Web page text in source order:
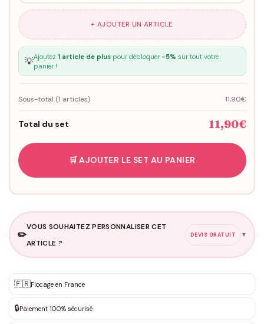
+ AJOUTER UN ARTICLE
💡Ajoutez 1 article de pluspour débloquer -5% sur tout votre
panier !
Sous-total (1 articles) 11,90€
Total du set 11,90€
🛒 AJOUTER LE SET AU PANIER
✏️
VOUS SOUHAITEZ PERSONNALISER CET
ARTICLE ?
DEVIS GRATUIT ▼
✨ Personnalisation sur mesure
DEVIS GRATUIT · Personnalisation de 3 à 10€ selon la demande
Que souhaitez-vous ?*
🇫🇷Flocage en France
🔒Paiement 100% sécurisé